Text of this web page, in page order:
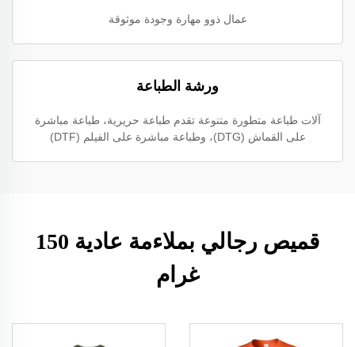
عمال ذوو مهارة وجودة موثوقة
ورشة الطباعة
آلات طباعة متطورة متنوعة تقدم طباعة حريرية، طباعة مباشرة
على القماش (DTG)، وطباعة مباشرة على الفيلم (DTF)
قميص رجالي بملاءمة عادية 150
غرام